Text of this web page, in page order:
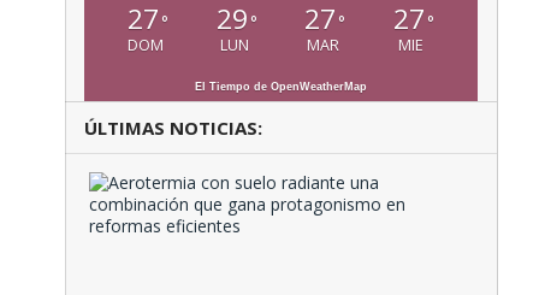
27 °
DOM
29 °
LUN
27 °
MAR
27 °
MIE
El Tiempo de OpenWeatherMap
ÚLTIMAS NOTICIAS: